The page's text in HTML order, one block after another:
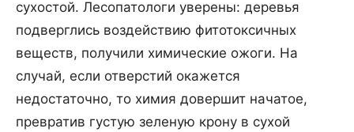
сухостой. Лесопатологи уверены: деревья
подверглись воздействию фитотоксичных
веществ, получили химические ожоги. На
случай, если отверстий окажется
недостаточно, то химия довершит начатое,
превратив густую зеленую крону в сухой